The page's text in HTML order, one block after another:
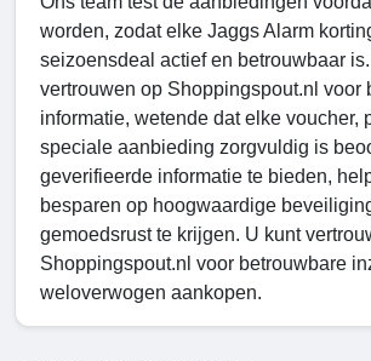
worden, zodat elke Jaggs Alarm
seizoensdeal actief en betrouwbaar
vertrouwen op Shoppingspout.nl voor
informatie, wetende dat elke voucher,
speciale aanbieding zorgvuldig is
geverifieerde informatie te bieden,
besparen op hoogwaardige
gemoedsrust te krijgen. U kunt
Shoppingspout.nl voor betrouwbare
weloverwogen aankopen.